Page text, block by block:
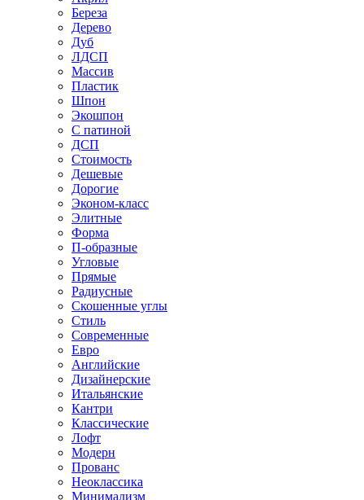
Береза
Дерево
Дуб
ЛДСП
Массив
Пластик
Шпон
Экошпон
С патиной
ДСП
Стоимость
Дешевые
Дорогие
Эконом-класс
Элитные
Форма
П-образные
Угловые
Прямые
Радиусные
Скошенные углы
Стиль
Современные
Евро
Английские
Дизайнерские
Итальянские
Кантри
Классические
Лофт
Модерн
Прованс
Неоклассика
Минимализм